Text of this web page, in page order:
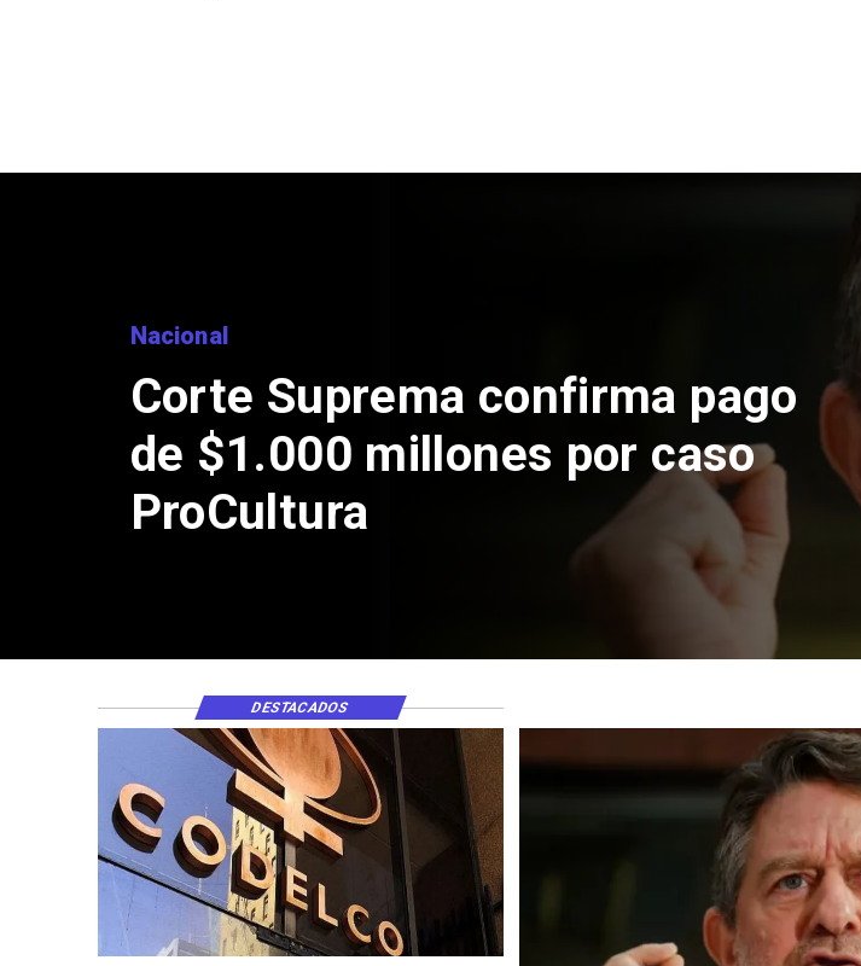
Nacional
Corte Suprema confirma pago
de $1.000 millones por caso
ProCultura
DESTACADOS